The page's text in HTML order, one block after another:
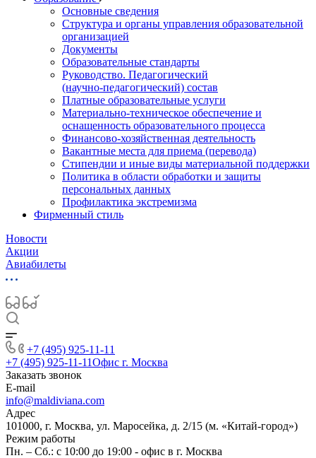
Основные сведения
Структура и органы управления образовательной
организацией
Документы
Образовательные стандарты
Руководство. Педагогический
(научно‑педагогический) состав
Платные образовательные услуги
Материально-техническое обеспечение и
оснащенность образовательного процесса
Финансово-хозяйственная деятельность
Вакантные места для приема (перевода)
Стипендии и иные виды материальной поддержки
Политика в области обработки и защиты
персональных данных
Профилактика экстремизма
Фирменный стиль
Новости
Акции
Авиабилеты
+7 (495) 925-11-11
+7 (495) 925-11-11Офис г. Москва
Заказать звонок
E-mail
info@maldiviana.com
Адрес
101000, г. Москва, ул. Маросейка, д. 2/15 (м. «Китай-город»)
Режим работы
Пн. – Сб.: с 10:00 до 19:00 - офис в г. Москва